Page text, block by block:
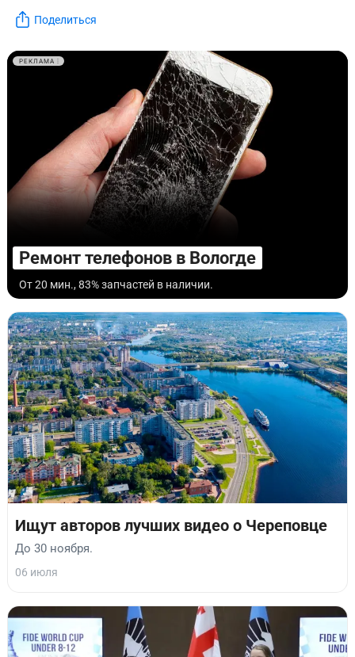
Поделиться
РЕКЛАМА
Ремонт телефонов в Вологде
От 20 мин., 83% запчастей в наличии.
Ищут авторов лучших видео о Череповце
До 30 ноября.
06 июля